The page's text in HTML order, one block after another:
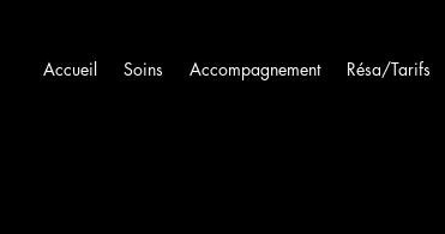
Accueil Soins Accompagnement Résa/Tarifs